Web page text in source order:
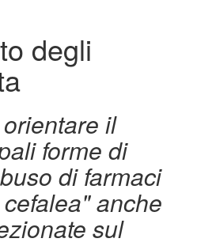
degli
il
forme di
di farmaci
anche
sul